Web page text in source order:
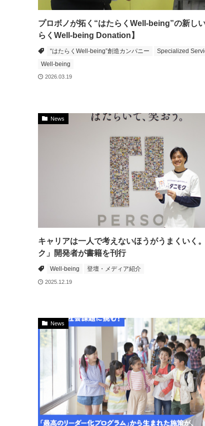
プロボノが拓く“はたらくWell-being”の新し
らくWell-being Donation】
“はたらくWell-being”創造カンパニー
Specialized
Well-being
2026.03.19
News
キャリアは一人で考えないほうがうまくいく
ク」開発者が書籍を刊行
Well-being 登壇・メディア紹介
2025.12.19
News